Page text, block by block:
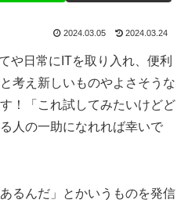
2024.03.05 2024.03.24
や日常にITを取り入れ、便利
考え新しいものやよさそうな
！「これ試してみたいけどど
人の一助になれれば幸いで
るんだ」とかいうものを発信